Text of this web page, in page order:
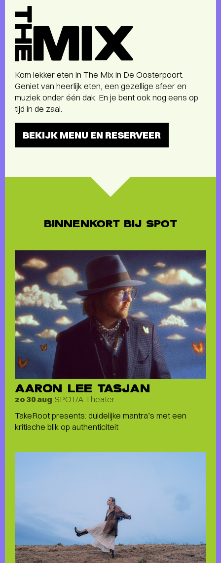
The
Mix
la
Kom lekker eten in The Mix in De Oosterpoort.
Geniet van heerlijk eten, een gezellige sfeer en
muziek onder één dak. En je bent ook nog eens op
tijd in de zaal.
BEKIJK MENU EN RESERVEER
BINNENKORT BIJ SPOT
AARON LEE TASJAN
zo 30 aug SPOT/A-Theater
TakeRoot presents: duidelijke mantra’s met een
kritische blik op authenticiteit